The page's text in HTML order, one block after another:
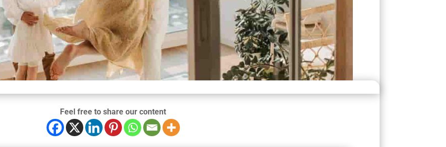
Feel free to share our content